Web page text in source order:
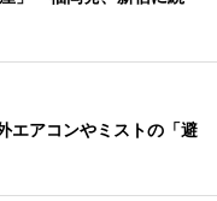
エアコンやミストの「避